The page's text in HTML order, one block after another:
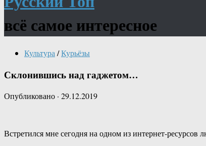
всё самое интересное
Культура /Курьёзы
Склонившись над гаджетом…
Опубликовано · 29.12.2019
Встретился мне сегодня на одном из интернет-